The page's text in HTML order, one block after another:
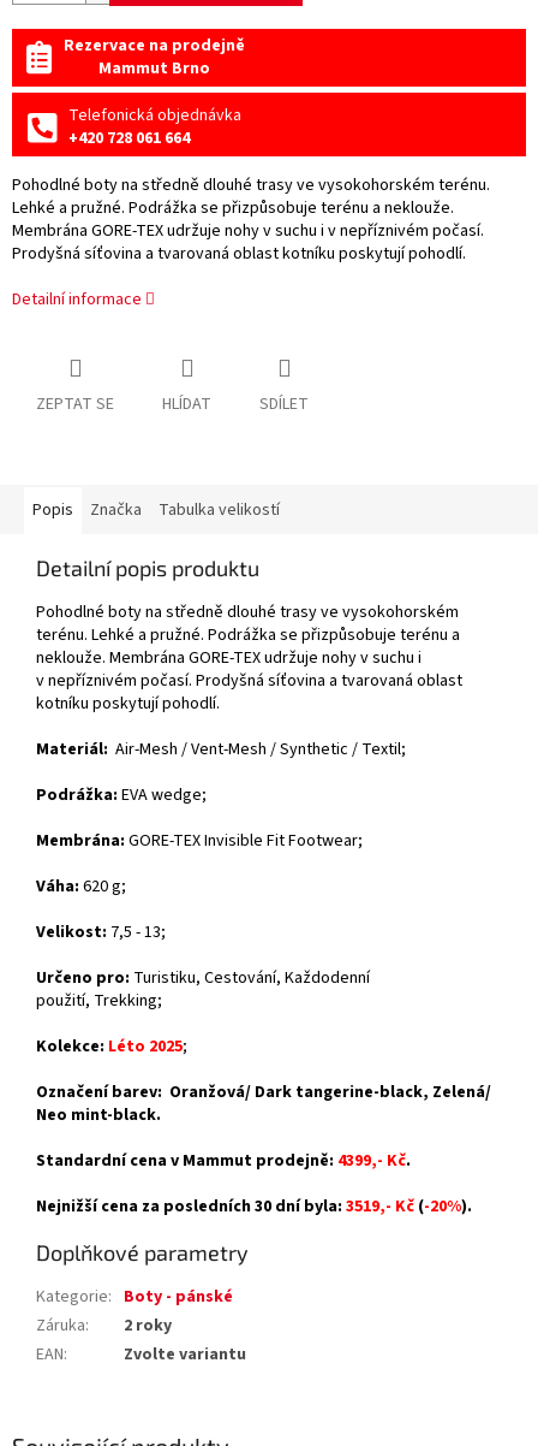
Rezervace na prodejně
Mammut Brno
Telefonická objednávka
+420 728 061 664
Pohodlné boty na středně dlouhé trasy ve vysokohorském terénu.
Lehké a pružné. Podrážka se přizpůsobuje terénu a neklouže.
Membrána GORE-TEX udržuje nohy v suchu i v nepříznivém počasí.
Prodyšná síťovina a tvarovaná oblast kotníku poskytují pohodlí.
Detailní informace
ZEPTAT SE HLÍDAT SDÍLET
Popis Značka Tabulka velikostí
Detailní popis produktu
Pohodlné boty na středně dlouhé trasy ve vysokohorském
terénu. Lehké a pružné. Podrážka se přizpůsobuje terénu a
neklouže. Membrána GORE-TEX udržuje nohy v suchu i
v nepříznivém počasí. Prodyšná síťovina a tvarovaná oblast
kotníku poskytují pohodlí.
Materiál: Air-Mesh / Vent-Mesh / Synthetic / Textil;
Podrážka: EVA wedge;
Membrána: GORE-TEX Invisible Fit Footwear;
Váha: 620 g;
Velikost: 7,5 - 13;
Určeno pro: Turistiku, Cestování, Každodenní
použití, Trekking;
Kolekce: Léto 2025;
Označení barev: Oranžová/ Dark tangerine-black, Zelená/
Neo mint-black.
Standardní cena v Mammut prodejně: 4399,- Kč.
Nejnižší cena za posledních 30 dní byla: 3519,- Kč (-20%).
Doplňkové parametry
Kategorie: Boty - pánské
Záruka:
2 roky
EAN: Zvolte variantu